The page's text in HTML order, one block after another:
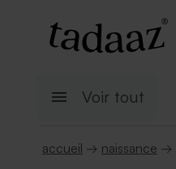
Voir tout
accueil → naissance →